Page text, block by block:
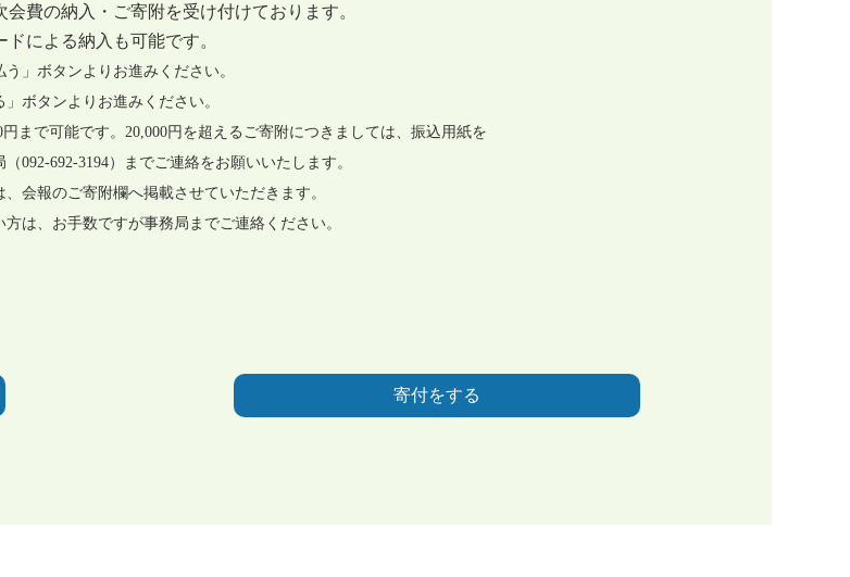
費の納入・ご寄附を受け付けております。
による納入も可能です。
ボタンよりお進みください。
タンよりお進みください。
で可能です。20,000円を超えるご寄附につきましては、振込用紙を
092-692-3194）までご連絡をお願いいたします。
報のご寄附欄へ掲載させていただきます。
、お手数ですが事務局までご連絡ください。
寄付をする